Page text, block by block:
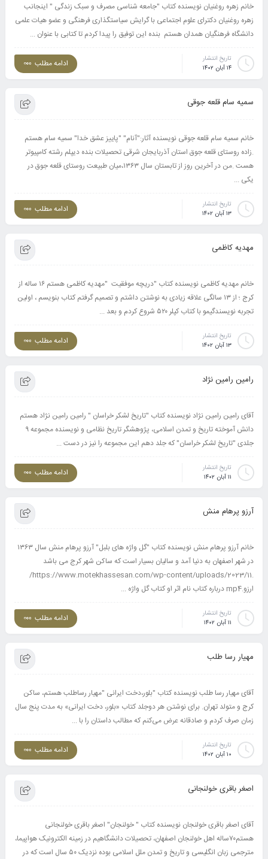
خانم زهره روغنیان نویسنده کتاب "جامعه شناسی مصرف و سبک زندگی " اینجانب
زهره روغنیان دکترای علوم اجتماعی با گرایش سیاستگذاری فرهنگی و عضو هیات علمی
دانشگاه فرهنگیان همدان هستم بنده این توفیق را پیدا کردم تا کتابی با عنوان ...
تاریخ انتشار
۱۴ آبان ۱۴۰۲
ادامه مطلب
سمیه سام قلعه جوقی
خانم سمیه سام قلعه جوقی نویسنده آثار:"آنام" "پاییز عشق خدا" سمیه سام هستم
.زاده روستای قلعه جوق استان آذربایجان شرقی تحصیلات بنده دیپلم رشته کامپیوتر
هست .من در آخرین روز از تابستان سال ۱۳۶۳،میان طبیعت روستای قلعه جوق در
یکی ...
تاریخ انتشار
۱۳ آبان ۱۴۰۲
ادامه مطلب
مهدیه کاظمی
خانم مهدیه کاظمی نویسنده کتاب "دریچه موفقیت "مهدیه کاظمی هستم ۱۶ ساله از
کرج ؛ از ۱۳ سالگی علاقه زیادی به نوشتن داشتم و تصمیم گرفتم کتاب بنویسم ، اولین
تجربه نویسندگیمو با کتاب کپلر ۵۲۰ شروع کردم و بعد ...
تاریخ انتشار
۱۳ آبان ۱۴۰۲
ادامه مطلب
رامین رامین نژاد
آقای رامین رامین نژاد نویسنده کتاب "تاریخ لشکر خراسان " رامین رامین نژاد هستم
دانش آموخته تاریخ و تمدن اسلامی، پژوهشگر تاریخ نظامی و نویسنده مجموعه ۹
جلدی "تاریخ لشکر خراسان" که جلد دهم این مجموعه را نیز در دست ...
تاریخ انتشار
۱۱ آبان ۱۴۰۲
ادامه مطلب
آرزو پرهام منش
خانم آرزو پرهام منش نویسنده کتاب "گل واژه های بلبل" آرزو پرهام منش سال ۱۳۶۳
در شهر اصفهان به دنیا آمد و سالیان بسیار است که ساکن شهر کرج می باشد
.https://www.motekhassesan.com/wp-content/uploads/2023/11/
ارزو.mp4 درباره کتاب نام اثر او کتاب گل واژه ...
تاریخ انتشار
۱۱ آبان ۱۴۰۲
ادامه مطلب
مهیار رسا طلب
آقای مهیار رسا طلب نویسنده کتاب "بلور،دخت ایرانی "مهیار رساطلب هستم، ساکن
کرج و متولد تهران. برای نوشتن هر دوجلد کتاب «بلور، دخت ایرانی» به مدت پنج سال
زمان صرف کردم و صادقانه عرض می‌کنم که مطالب داستان را با ...
تاریخ انتشار
۱۰ آبان ۱۴۰۲
ادامه مطلب
اصغر باقری خولنجانی
آقای اصغر باقری خولنجان نویسنده کتاب " خولنجان" اصغر باقری خولنجانی
هستم۷۰ساله اهل خولنجان اصفهان، تحصیلات دانشگاهیم در زمینه الکترونیک هواپیما،
مترجمی زبان انگلیسی و تاریخ و تمدن ملل اسلامی بوده نزدیک ۵۰ سال است که در